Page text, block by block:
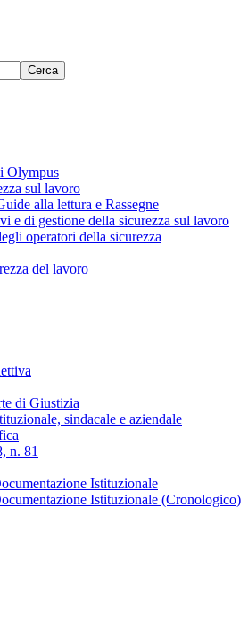
Cerca
Olympus
sul lavoro
alla lettura e Rassegne
e di gestione della sicurezza sul lavoro
operatori della sicurezza
del lavoro
di Giustizia
sindacale e aziendale
n. 81
Istituzionale
Istituzionale (Cronologico)